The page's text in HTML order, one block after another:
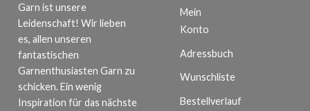
Garn ist unsere
Leidenschaft! Wir lieben
es, allen unseren
fantastischen
Garnenthusiasten Garn zu
schicken. Ein wenig
Inspiration für das nächste
Mein
Konto
Adressbuch
Wunschliste
Bestellverlauf